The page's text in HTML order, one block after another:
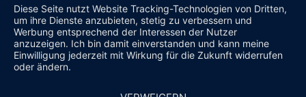
Diese Seite nutzt Website Tracking-Technologien von Dritten,
um ihre Dienste anzubieten, stetig zu verbessern und
Werbung entsprechend der Interessen der Nutzer
anzuzeigen. Ich bin damit einverstanden und kann meine
Einwilligung jederzeit mit Wirkung für die Zukunft widerrufen
oder ändern.